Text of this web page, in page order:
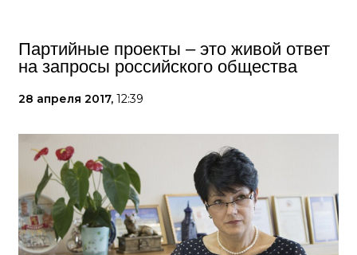
Партийные проекты – это живой ответ
на запросы российского общества
28 апреля 2017, 12:39